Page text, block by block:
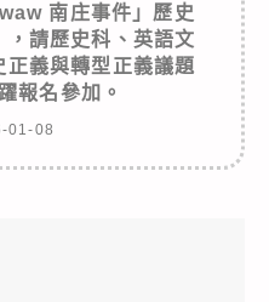
南庄事件」歷史
，請歷史科、英語文
義與轉型正義議題
報名參加。
01-08